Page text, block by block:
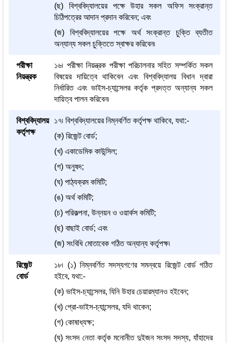
(ছ) বিশ্ববিদ্যালয়ের পক্ষে উহার সকল অফিস সংক্রান্ত
চিঠিপত্রের আদান প্রদান করিবেন; এবং
(জ) বিশ্ববিদ্যালয়ের পক্ষে অর্থ সংক্রান্ত চুক্তি ব্যতীত
অন্যান্য সকল চুক্তিতে স্বাক্ষর করিবেন৷
পরীক্ষা
নিয়ন্ত্রক
১৬৷ পরীক্ষা নিয়ন্ত্রক পরীক্ষা পরিচালনার সহিত সম্পর্কিত সকল
বিষয়ের দায়িত্বে থাকিবেন এবং বিশ্ববিদ্যালয় বিধান দ্বারা
নির্ধারিত এবং ভাইস-চ্যান্সেলর কর্তৃক প্রদত্ত অন্যান্য সকল
দায়িত্ব পালন করিবেন৷
বিশ্ববিদ্যালয়
কর্তৃপক্ষ
১৭৷ বিশ্ববিদ্যালয়ের নিম্নবর্ণিত কর্তৃপক্ষ থাকিবে, যথা:-
(ক) রিজেন্ট বোর্ড;
(খ) একাডেমিক কাউন্সিল;
(গ) অনুষদ;
(ঘ) পাঠ্যক্রম কমিটি;
(ঙ) অর্থ কমিটি;
(চ) পরিকল্পনা, উন্নয়ন ও ওয়ার্কস কমিটি;
(ছ) বাছাই বোর্ড; এবং
(জ) সংবিধি মোতাবেক গঠিত অন্যান্য কর্তৃপক্ষ৷
রিজেন্ট
বোর্ড
১৮৷ (১) নিম্নবর্ণিত সদস্যগণের সমন্বয়ে রিজেন্ট বোর্ড গঠিত
হইবে, যথা:-
(ক) ভাইস-চ্যান্সেলর, যিনি উহার চেয়ারম্যানও হইবেন;
(খ) প্রো-ভাইস-চ্যান্সেলর, যদি থাকেন;
(গ) কোষাধ্যক্ষ;
(ঘ) সংসদ নেতা কর্তৃক মনোনীত দুইজন সংসদ সদস্য, যাঁহাদের